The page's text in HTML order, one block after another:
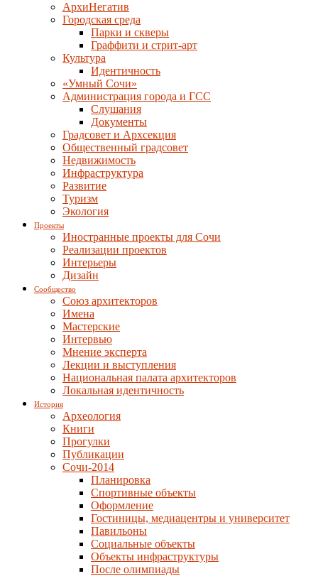
АрхиНегатив
Городская среда
Парки и скверы
Граффити и стрит-арт
Культура
Идентичность
«Умный Сочи»
Администрация города и ГСС
Слушания
Документы
Градсовет и Архсекция
Общественный градсовет
Недвижимость
Инфраструктура
Развитие
Туризм
Экология
Проекты
Иностранные проекты для Сочи
Реализации проектов
Интерьеры
Дизайн
Сообщество
Союз архитекторов
Имена
Мастерские
Интервью
Мнение эксперта
Лекции и выступления
Национальная палата архитекторов
Локальная идентичность
История
Археология
Книги
Прогулки
Публикации
Сочи-2014
Планировка
Спортивные объекты
Оформление
Гостиницы, медиацентры и университет
Павильоны
Социальные объекты
Объекты инфраструктуры
После олимпиады